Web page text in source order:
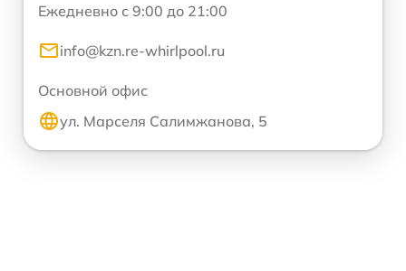
Ежедневно с 9:00 до 21:00
info@kzn.re-whirlpool.ru
Основной офис
ул. Марселя Салимжанова, 5